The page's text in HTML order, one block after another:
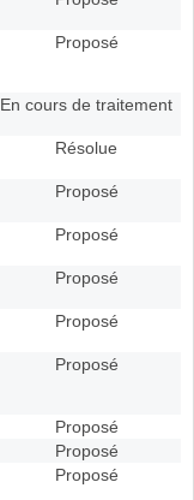
Proposé
En cours de traitement
Résolue
Proposé
Proposé
Proposé
Proposé
Proposé
Proposé
Proposé
Proposé